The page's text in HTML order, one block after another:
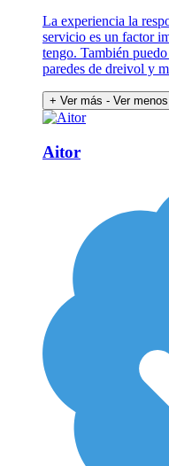
La experiencia la
servicio es un factor
tengo. También
paredes de dreivol y
+ Ver más - Ver menos
Aitor